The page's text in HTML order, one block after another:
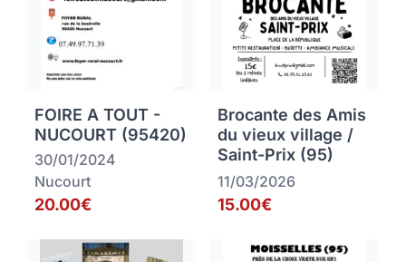
FOIRE A TOUT -
NUCOURT (95420)
30/01/2024
Nucourt
20.00€
Brocante des Amis
du vieux village /
Saint-Prix (95)
11/03/2026
15.00€